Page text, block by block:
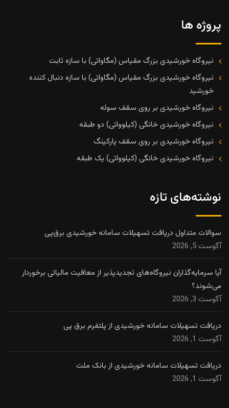
پروژه ها
نیروگاه خورشیدی بزرگ مقیاس (مگاواتی) با سازه ثابت
نیروگاه خورشیدی بزرگ مقیاس (مگاواتی) با سازه دنبال کننده
خورشید
نیروگاه خورشیدی بر روی سقف سوله
نیروگاه خورشیدی خانگی (کیلوواتی) دو طبقه
نیروگاه خورشیدی بر روی سقف پارکینگ
نیروگاه خورشیدی خانگی (کیلوواتی) یک طبقه
نوشته‌های تازه
سوالات متداول دریافت تسهیلات سامانه خورشیدی برق‌پی
آگوست 5, 2026
آیا سرمایه‌گذاران نیروگاه‌های تجدیدپذیر از معافیت مالیاتی برخوردار
می‌شوند؟
آگوست 3, 2026
دریافت تسهیلات سامانه خورشیدی از پلتفرم برق پی
آگوست 1, 2026
دریافت تسهیلات سامانه خورشیدی از بانک ملت
آگوست 1, 2026